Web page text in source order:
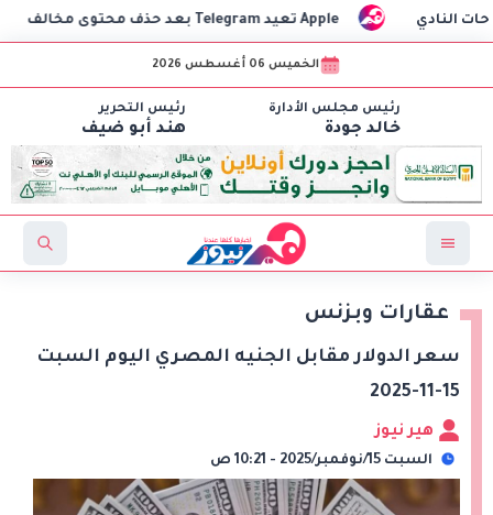
Apple تعيد Telegram بعد حذف محتوى مخالف
الخميس 06 أغسطس 2026
رئيس مجلس الأدارة
خالد جودة
رئيس التحرير
هند أبو ضيف
عقارات وبزنس
سعر الدولار مقابل الجنيه المصري اليوم السبت
15-11-2025
هير نيوز
السبت 15/نوفمبر/2025 - 10:21 ص